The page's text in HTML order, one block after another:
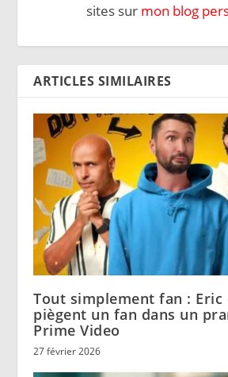
sites sur mon blog
ARTICLES SIMILAIRES
Tout simplement fan : Eric
piègent un fan dans un
Prime Video
27 février 2026